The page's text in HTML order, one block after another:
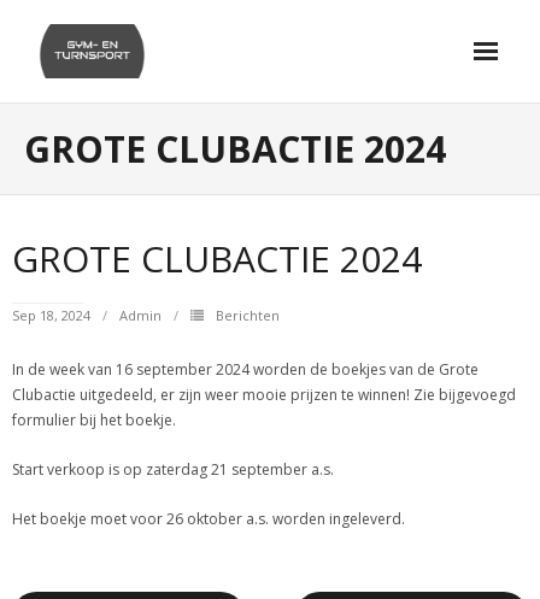
content
GROTE CLUBACTIE 2024
GROTE CLUBACTIE 2024
Sep 18, 2024 Admin Berichten
In de week van 16 september 2024 worden de boekjes van de Grote
Clubactie uitgedeeld, er zijn weer mooie prijzen te winnen! Zie bijgevoegd
formulier bij het boekje.
Start verkoop is op zaterdag 21 september a.s.
Het boekje moet voor 26 oktober a.s. worden ingeleverd.